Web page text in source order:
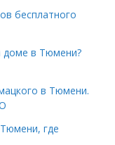
бесплатного
доме в Тюмени?
в Тюмени.
где